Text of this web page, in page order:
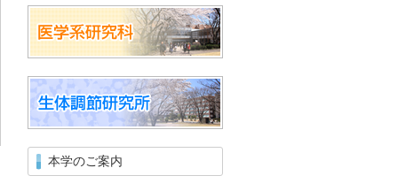
本学のご案内